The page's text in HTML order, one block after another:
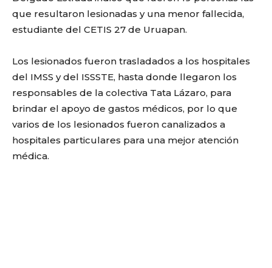
que resultaron lesionadas y una menor fallecida,
estudiante del CETIS 27 de Uruapan.
Los lesionados fueron trasladados a los hospitales
del IMSS y del ISSSTE, hasta donde llegaron los
responsables de la colectiva Tata Lázaro, para
brindar el apoyo de gastos médicos, por lo que
varios de los lesionados fueron canalizados a
hospitales particulares para una mejor atención
médica.